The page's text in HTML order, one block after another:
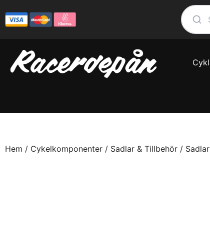
Hem / Cykelkomponenter / Sadlar & Tillbehör / Sadlar